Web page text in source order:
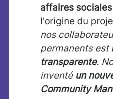
affaires
l'origine du
nos
permanents est
transparente.
inventé un
Community